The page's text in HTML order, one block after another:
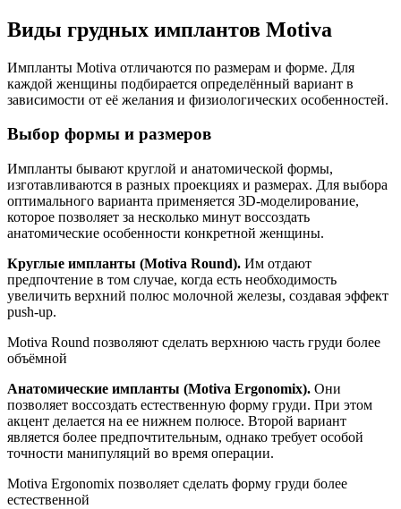
Виды грудных имплантов Motiva
Импланты Motiva отличаются по размерам и форме. Для
каждой женщины подбирается определённый вариант в
зависимости от её желания и физиологических особенностей.
Выбор формы и размеров
Импланты бывают круглой и анатомической формы,
изготавливаются в разных проекциях и размерах. Для выбора
оптимального варианта применяется 3D-моделирование,
которое позволяет за несколько минут воссоздать
анатомические особенности конкретной женщины.
Круглые импланты (Motiva Round). Им отдают
предпочтение в том случае, когда есть необходимость
увеличить верхний полюс молочной железы, создавая эффект
push-up.
Motiva Round позволяют сделать верхнюю часть груди более
объёмной
Анатомические импланты (Motiva Ergonomix). Они
позволяет воссоздать естественную форму груди. При этом
акцент делается на ее нижнем полюсе. Второй вариант
является более предпочтительным, однако требует особой
точности манипуляций во время операции.
Motiva Ergonomix позволяет сделать форму груди более
естественной